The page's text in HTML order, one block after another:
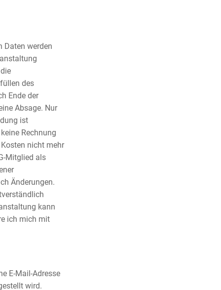
Daten werden
des
Ende der
Absage. Nur
ist
Rechnung
nicht mehr
Mitglied als
Änderungen.
kann
ich mich mit
E-Mail-Adresse
wird.